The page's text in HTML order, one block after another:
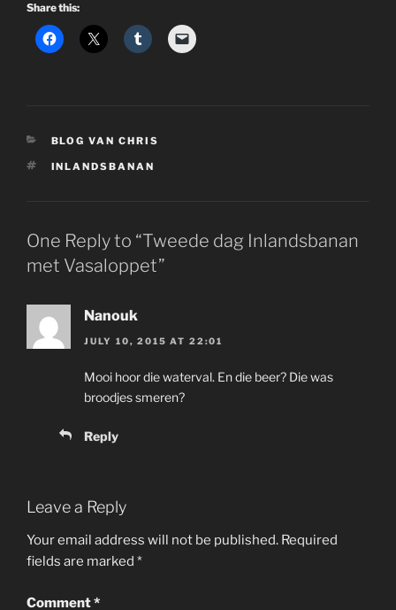
Share this:
CATEGORIES
BLOG VAN CHRIS
TAGS
INLANDSBANAN
One Reply to “Tweede dag Inlandsbanan
met Vasaloppet”
Nanouk
JULY 10, 2015 AT 22:01
Mooi hoor die waterval. En die beer? Die was
broodjes smeren?
Reply
Leave a Reply
Your email address will not be published. Required
fields are marked *
Comment*